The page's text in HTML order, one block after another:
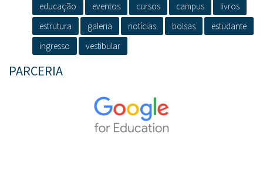
educação eventos cursos campus
livros
estrutura
galeria notícias bolsas
estudante
ingresso
vestibular
PARCERIA